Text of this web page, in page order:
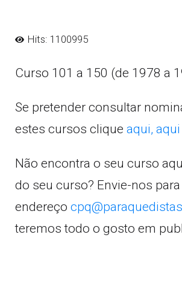
Hits: 1100995
Curso 101 a 150 (de 1978 a
Se pretender consultar
estes cursos clique aqui, aqui
Não encontra o seu curso
do seu curso? Envie-nos
endereço
teremos todo o gosto em